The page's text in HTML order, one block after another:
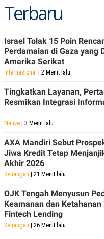
Terbaru
Israel Tolak 15 Poin
Perdamaian di Gaza yang
Amerika Serikat
Internasional | 2 Menit lalu
Tingkatkan Layanan,
Resmikan Integrasi
Native | 3 Menit lalu
AXA Mandiri Sebut
Jiwa Kredit Tetap
Akhir 2026
Keuangan | 21 Menit lalu
OJK Tengah Menyusun
Keamanan dan
Fintech Lending
Keuangan | 26 Menit lalu